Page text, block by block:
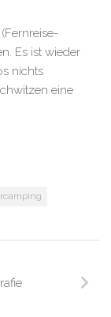
Es ist wieder
nichts
eine